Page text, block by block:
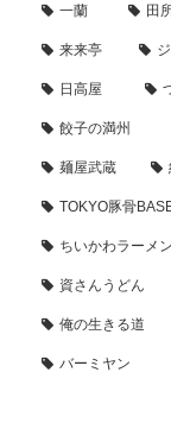
一蘭 田
来来亭
日高屋
餃子の満州
麺屋武蔵
TOKYO豚骨
ちいかわラーメ
資さんうどん
俺の生きる道
バーミヤン